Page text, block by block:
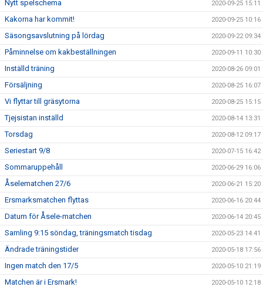
Nytt spelschema 2020-09-25 15:11
Kakorna har kommit! 2020-09-25 10:16
Säsongsavslutning på lördag 2020-09-22 09:34
Påminnelse om kakbeställningen 2020-09-11 10:30
Inställd träning 2020-08-26 09:01
Försäljning 2020-08-25 16:07
Vi flyttar till gräsytorna 2020-08-25 15:15
Tjejsistan inställd 2020-08-14 13:31
Torsdag 2020-08-12 09:17
Seriestart 9/8 2020-07-15 16:42
Sommaruppehåll 2020-06-29 16:06
Åselematchen 27/6 2020-06-21 15:20
Ersmarksmatchen flyttas 2020-06-16 20:44
Datum för Åsele-matchen 2020-06-14 20:45
Samling 9:15 söndag, träningsmatch tisdag 2020-05-23 14:41
Ändrade träningstider 2020-05-18 17:56
Ingen match den 17/5 2020-05-10 21:19
Matchen är i Ersmark! 2020-05-10 12:18